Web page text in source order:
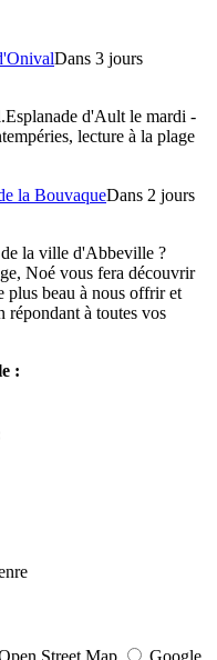
Dans 3 jours
d'Ault le mardi -
lecture à la plage
la BouvaqueDans 2 jours
la ville d'Abbeville ?
Noé vous fera découvrir
plus beau à nous offrir et
répondant à toutes vos
:
Street Map Google